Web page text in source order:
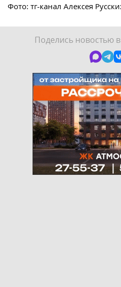
Фото: тг-канал Алексея
Поделись новостью